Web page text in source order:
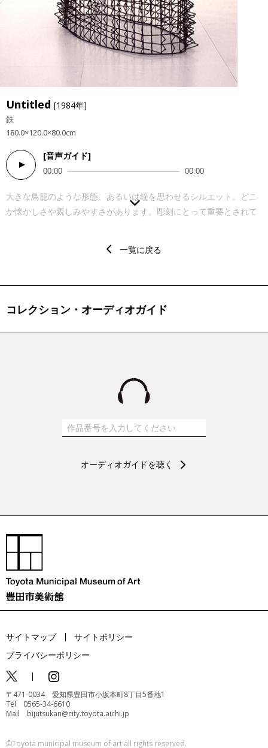
Untitled [1984年]
鉄
180.0×120.0×80.0cm
[音声ガイド]
Audio
Player
00:00 00:00
大きな鳥籠のような形態、あるいは鐘を思わせるシルエット。どこ
か懐かしさや親しみやすさがあります。彫刻にとって重要とされて
そんな感覚を抱かせます。作品と空間が関係し合い、浸透し合って
三角形の突起が無数にあって、それらが周囲の空間に楔のようにく
ときに感じた親しみやすさとは相容れないものです。青木の彫刻は
作品と空間、しなやかさと鋭さ、それらの相互作用あるいはせめぎ
一覧に戻る
コレクション・オーディオガイド
オーディオガイドを聴く
サイトマップ
サイトポリシー
プライバシーポリシー
〒471-0034 愛知県豊田市小坂本町8丁目5番地1
Tel 0565-34-6610
Mail bijutsukan@city.toyota.aichi.jp
©️Toyota municipal museum of art all rights reserved.